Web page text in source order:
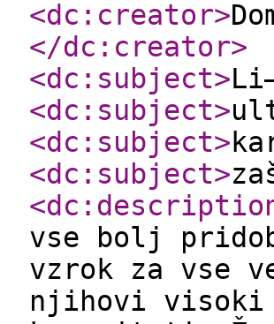
<dc:creator>
</dc:creator>
<dc:subject>
<dc:subject>
<dc:subject>
<dc:subject>
vse bolj
vzrok za vse
njihovi